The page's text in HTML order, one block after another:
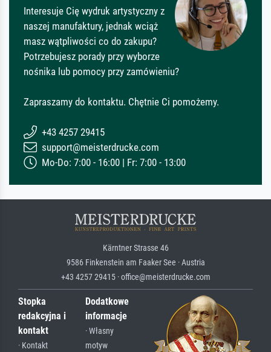
Interesuje Cię wydruk artystyczny z
naszej manufaktury, jednak wciąż
masz wątpliwości co do zakupu?
Potrzebujesz porady przy wyborze
nośnika lub pomocy przy zamówieniu?
Zapraszamy do kontaktu. Chętnie Ci pomożemy.
+43 4257 29415
support@meisterdrucke.com
Mo-Do: 7:00 - 16:00 | Fr: 7:00 - 13:00
Kärntner Strasse 46
9586 Finkenstein am Faaker See · Austria
+43 4257 29415 · office@meisterdrucke.com
Stopka
redakcyjna i
kontakt
· Kontakt
Dodatkowe
informacje
· Własny
motyw